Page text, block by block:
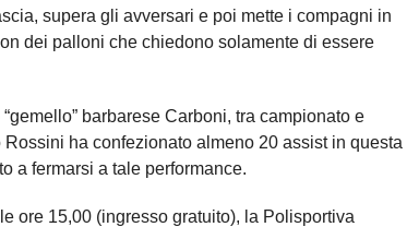
supera gli avversari e poi mette i compagni in
dei palloni che chiedono solamente di essere
barbarese Carboni, tra campionato e
ha confezionato almeno 20 assist in questa
a fermarsi a tale performance.
ore 15,00 (ingresso gratuito), la Polisportiva